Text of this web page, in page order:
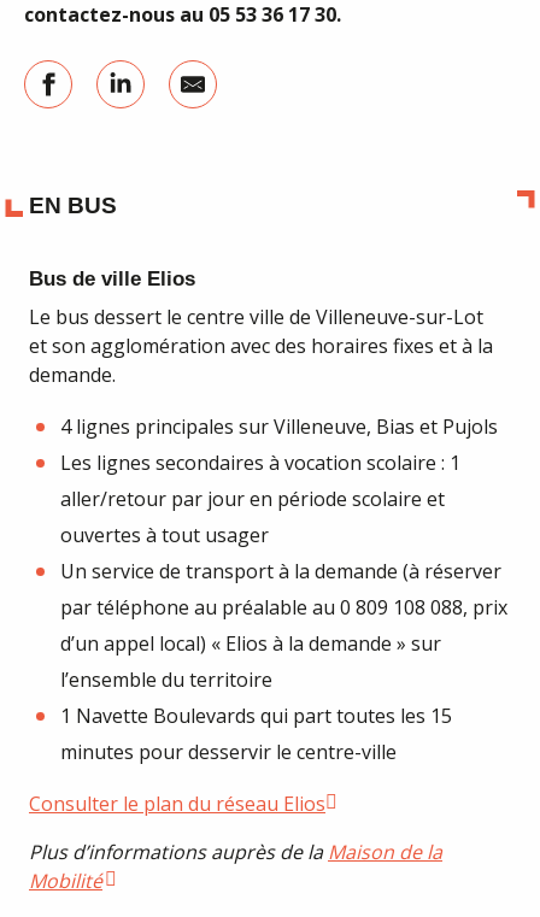
contactez-nous au 05 53 36 17 30.
EN BUS
Bus de ville Elios
Le bus dessert le centre ville de Villeneuve-sur-Lot
et son agglomération avec des horaires fixes et à la
demande.
4 lignes principales sur Villeneuve, Bias et Pujols
Les lignes secondaires à vocation scolaire : 1
aller/retour par jour en période scolaire et
ouvertes à tout usager
Un service de transport à la demande (à réserver
par téléphone au préalable au 0 809 108 088, prix
d’un appel local) « Elios à la demande » sur
l’ensemble du territoire
1 Navette Boulevards qui part toutes les 15
minutes pour desservir le centre-ville
Consulter le plan du réseau Elios
Plus d’informations auprès de laMaison de la
Mobilité